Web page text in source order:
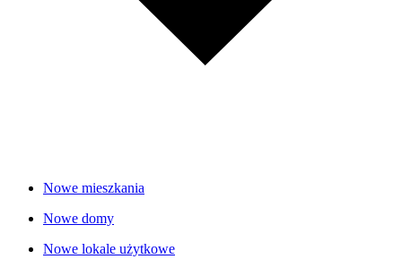
Nowe mieszkania
Nowe domy
Nowe lokale użytkowe